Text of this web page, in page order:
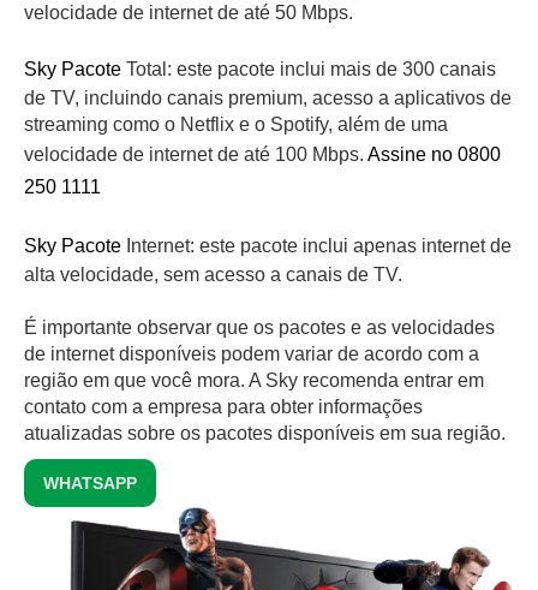
velocidade de internet de até 50 Mbps.
Sky Pacote Total: este pacote inclui mais de 300 canais
de TV, incluindo canais premium, acesso a aplicativos de
streaming como o Netflix e o Spotify, além de uma
velocidade de internet de até 100 Mbps. Assine no 0800
250 1111
Sky Pacote Internet: este pacote inclui apenas internet de
alta velocidade, sem acesso a canais de TV.
É importante observar que os pacotes e as velocidades
de internet disponíveis podem variar de acordo com a
região em que você mora. A Sky recomenda entrar em
contato com a empresa para obter informações
atualizadas sobre os pacotes disponíveis em sua região.
WHATSAPP